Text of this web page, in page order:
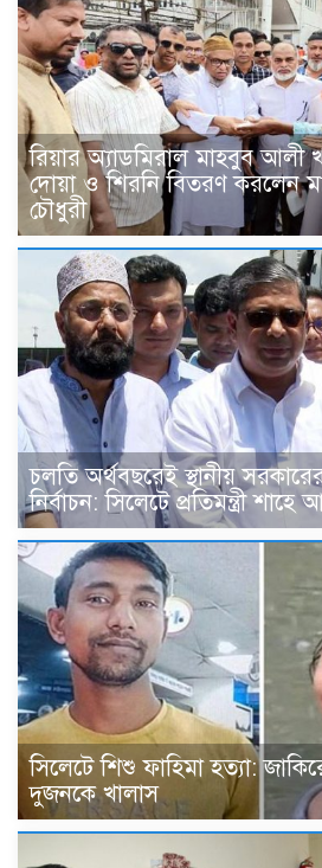
রিয়ার অ্যাডমিরাল মাহবুব আলী
দোয়া ও শিরনি বিতরণ করলেন
চৌধুরী
চলতি অর্থবছরেই স্থানীয়
নির্বাচন: সিলেটে প্রতিমন্ত্রী
সিলেটে শিশু ফাহিমা হত্যা:
দুজনকে খালাস